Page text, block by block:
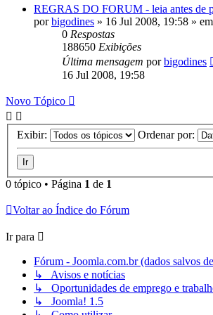
REGRAS DO FORUM - leia antes de
porbigodines » 16 Jul 2008, 19:58 » em
0 Respostas
188650 Exibições
Última mensagem porbigodines
16 Jul 2008, 19:58
Novo Tópico
Exibir: Ordenar por:
0 tópico • Página 1 de 1
Voltar ao Índice do Fórum
Ir para
Fórum - Joomla.com.br (dados salvos
↳ Avisos e notícias
↳ Oportunidades de emprego e
↳ Joomla! 1.5